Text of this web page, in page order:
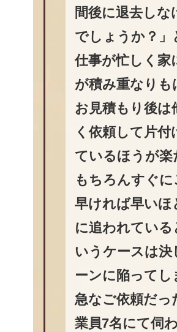
間後に退去し
でしょうか？」
仕事が忙しく家
が積み重なりも
お見積もり後は
く依頼して片
ているほうが楽
もちろんすぐ
早ければ早いほ
に追われてい
いうケースは
ーンに陥ってし
急なご依頼だ
業員7名にて伺